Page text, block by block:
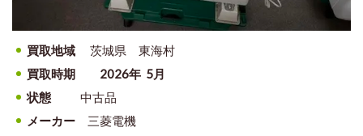
買取地域 茨城県 東海村
買取時期
2026年 5月
状態 中古品
メーカー 三菱電機